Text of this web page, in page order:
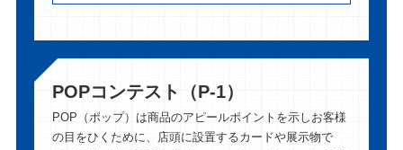
POPコンテスト（P-1）
POP（ポップ）は商品のアピールポイントを示しお客様
の目をひくために、店頭に設置するカードや展示物で